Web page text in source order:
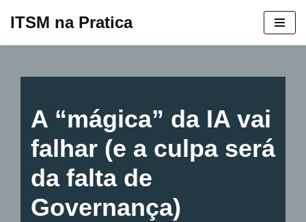
ITSM na Pratica
A “mágica” da IA vai
falhar (e a culpa será
da falta de
Governança)